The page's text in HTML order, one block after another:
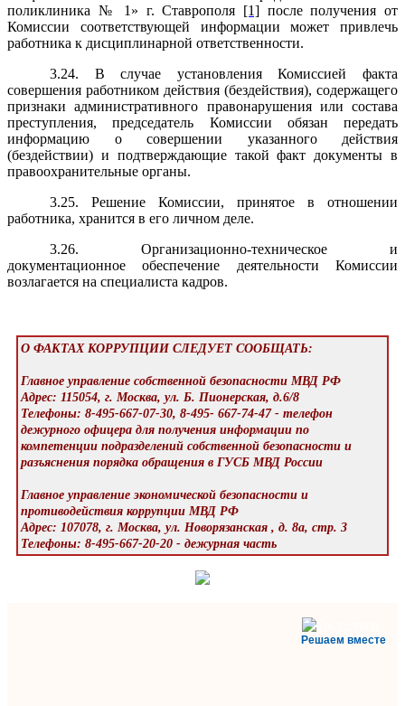
поликлиника № 1» г. Ставрополя [1] после получения от
Комиссии соответствующей информации может привлечь
работника к дисциплинарной ответственности.
3.24. В случае установления Комиссией факта
совершения работником действия (бездействия), содержащего
признаки административного правонарушения или состава
преступления, председатель Комиссии обязан передать
информацию о совершении указанного действия
(бездействии) и подтверждающие такой факт документы в
правоохранительные органы.
3.25. Решение Комиссии, принятое в отношении
работника, хранится в его личном деле.
3.26. Организационно-техническое и
документационное обеспечение деятельности Комиссии
возлагается на специалиста кадров.
О ФАКТАХ КОРРУПЦИИ СЛЕДУЕТ СООБЩАТЬ:
Главное управление собственной безопасности МВД РФ
Адрес: 115054, г. Москва, ул. Б. Пионерская, д.6/8
Телефоны: 8-495-667-07-30, 8-495- 667-74-47 - телефон
дежурного офицера для получения информации по
компетенции подразделений собственной безопасности и
разъяснения порядка обращения в ГУСБ МВД России
Главное управление экономической безопасности и
противодействия коррупции МВД РФ
Адрес: 107078, г. Москва, ул. Новорязанская , д. 8а, стр. 3
Телефоны: 8-495-667-20-20 - дежурная часть
Решаем вместе